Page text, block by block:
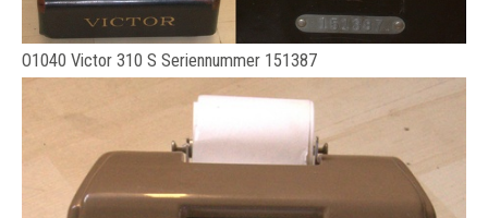
O1040 Victor 310 S Seriennummer 151387